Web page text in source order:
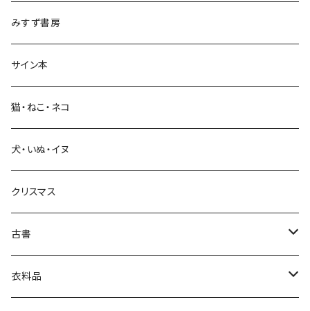
生活・暮らし
芸術・絵画・写真
絵本・児童書
娯楽・エンターテインメント
みすず書房
サイン本
猫・ねこ・ネコ
犬・いぬ・イヌ
クリスマス
古書
古書セット
衣料品